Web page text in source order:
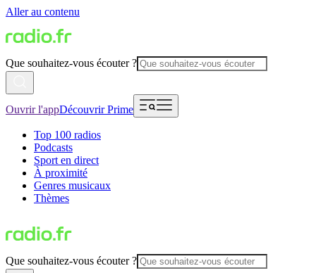
Aller au contenu
Que souhaitez-vous écouter ?
Ouvrir l'appDécouvrir Prime
Top 100 radios
Podcasts
Sport en direct
À proximité
Genres musicaux
Thèmes
Que souhaitez-vous écouter ?